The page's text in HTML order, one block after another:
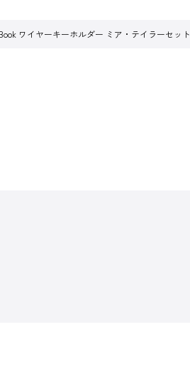
ワイヤーキーホルダー ミア・テイラーセット